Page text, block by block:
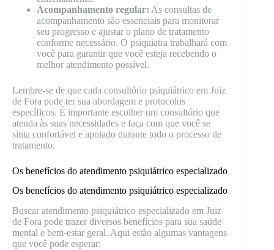
Acompanhamento regular: As consultas de
acompanhamento são essenciais para monitorar
seu progresso e ajustar o plano de tratamento
conforme necessário. O psiquiatra trabalhará com
você para garantir que você esteja recebendo o
melhor atendimento possível.
Lembre-se de que cada consultório psiquiátrico em Juiz
de Fora pode ter sua abordagem e protocolos
específicos. É importante escolher um consultório que
atenda às suas necessidades e faça com que você se
sinta confortável e apoiado durante todo o processo de
tratamento.
Os benefícios do atendimento psiquiátrico especializado
Os benefícios do atendimento psiquiátrico especializado
Buscar atendimento psiquiátrico especializado em Juiz
de Fora pode trazer diversos benefícios para sua saúde
mental e bem-estar geral. Aqui estão algumas vantagens
que você pode esperar: